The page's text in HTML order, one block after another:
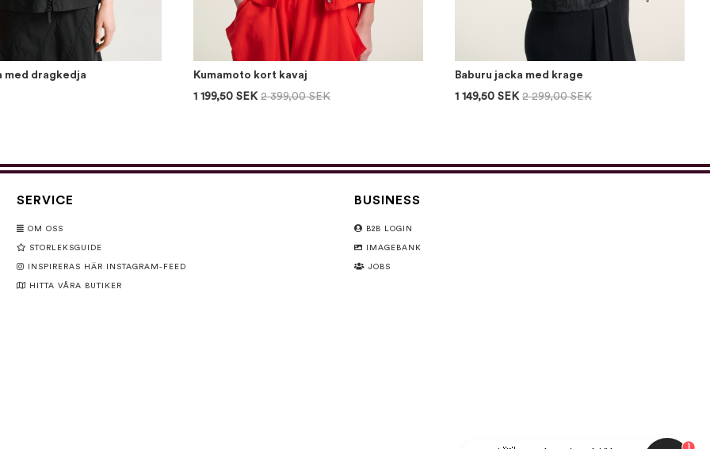
med dragkedja
Kumamoto kort kavaj
1 199,50 SEK 2 399,00 SEK
Baburu jacka med krage
1 149,50 SEK 2 299,00 SEK
SERVICE
OM OSS
STORLEKSGUIDE
INSPIRERAS HÄR INSTAGRAM-FEED
HITTA VÅRA BUTIKER
BUSINESS
B2B LOGIN
IMAGEBANK
JOBS